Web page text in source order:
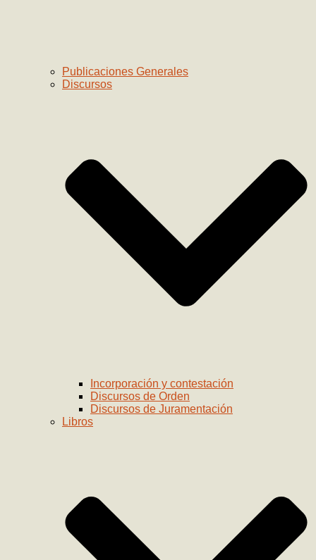
Publicaciones Generales
Discursos
Incorporación y contestación
Discursos de Orden
Discursos de Juramentación
Libros